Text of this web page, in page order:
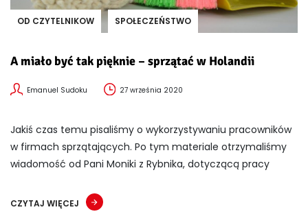
OD CZYTELNIKOW SPOŁECZEŃSTWO
A miało być tak pięknie – sprzątać w Holandii
Emanuel Sudoku 27 września 2020
Jakiś czas temu pisaliśmy o wykorzystywaniu pracowników
w firmach sprzątających. Po tym materiale otrzymaliśmy
wiadomość od Pani Moniki z Rybnika, dotyczącą pracy
CZYTAJ WIĘCEJ